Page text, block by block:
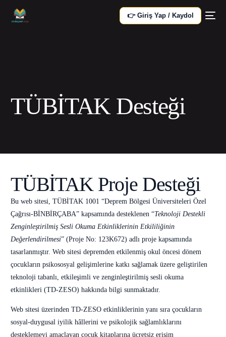
👉 Giriş Yap / Kaydol
TÜBİTAK Desteği
TÜBİTAK Proje Desteği
Bu web sitesi, TÜBİTAK 1001 “Deprem Bölgesi Üniversiteleri Özel
Çağrısı-BİNBİRÇABA” kapsamında desteklenen “Teknoloji Destekli
Zenginleştirilmiş Sesli Okuma Etkinliklerinin Etkililiğinin
Değerlendirilmesi” (Proje No: 123K672) adlı proje kapsamında
tasarlanmıştır. Web sitesi depremden etkilenmiş okul öncesi dönem
çocukların psikososyal gelişimlerine katkı sağlamak üzere geliştirilen
teknoloji tabanlı, etkileşimli ve zenginleştirilmiş sesli okuma
etkinlikleri (TD-ZESO) hakkında bilgi sunmaktadır.
Web sitesi üzerinden TD-ZESO etkinliklerinin yanı sıra çocukların
sosyal-duygusal iyilik hâllerini ve psikolojik sağlamlıklarını
desteklemeyi amaçlayan çocuk kitaplarına ücretsiz erişim